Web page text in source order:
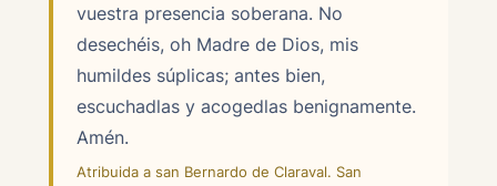
vuestra presencia soberana. No
desechéis, oh Madre de Dios, mis
humildes súplicas; antes bien,
escuchadlas y acogedlas benignamente.
Amén.
Atribuida a san Bernardo de Claraval. San